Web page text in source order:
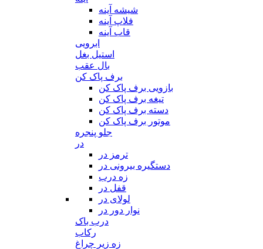
شیشه آینه
فلاپ آینه
قاب آینه
ابرویی
استیل بغل
بال عقب
برف پاک کن
بازویی برف پاک کن
تیغه برف پاک کن
دسته برف پاک کن
موتور برف پاک کن
جلو پنجره
در
ترمز در
دستگیره بیرونی در
زه درب
قفل در
لولای در
نوار دور در
درب باک
رکاب
زه زیر چراغ